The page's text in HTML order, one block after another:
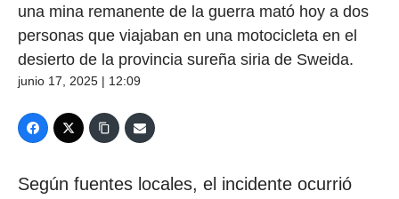
una mina remanente de la guerra mató hoy a dos
personas que viajaban en una motocicleta en el
desierto de la provincia sureña siria de Sweida.
junio 17, 2025 | 12:09
Según fuentes locales, el incidente ocurrió